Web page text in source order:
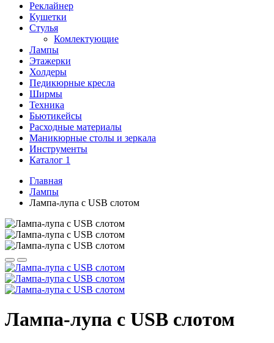
Реклайнер
Кушетки
Стулья
Комлектующие
Лампы
Этажерки
Холдеры
Педикюрные кресла
Ширмы
Техника
Бьютикейсы
Расходные материалы
Маникюрные столы и зеркала
Инструменты
Каталог 1
Главная
Лампы
Лампа-лупа с USB слотом
Лампа-лупа с USB слотом